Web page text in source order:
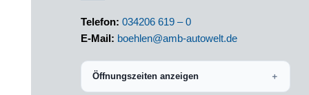
Telefon: 034206 619 – 0
E-Mail: boehlen@amb-autowelt.de
Öffnungszeiten anzeigen ＋